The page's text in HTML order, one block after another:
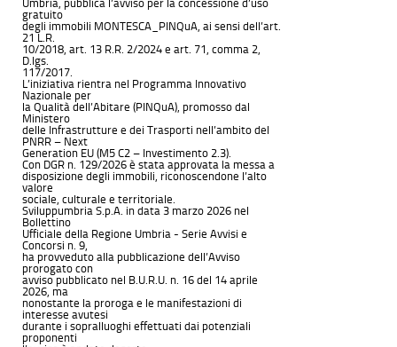
Umbria, pubblica l’avviso per la concessione d’uso
gratuito
degli immobili MONTESCA_PINQuA, ai sensi dell’art.
21 L.R.
10/2018, art. 13 R.R. 2/2024 e art. 71, comma 2,
D.lgs.
117/2017.
L’iniziativa rientra nel Programma Innovativo
Nazionale per
la Qualità dell’Abitare (PINQuA), promosso dal
Ministero
delle Infrastrutture e dei Trasporti nell’ambito del
PNRR – Next
Generation EU (M5 C2 – Investimento 2.3).
Con DGR n. 129/2026 è stata approvata la messa a
disposizione degli immobili, riconoscendone l’alto
valore
sociale, culturale e territoriale.
Sviluppumbria S.p.A. in data 3 marzo 2026 nel
Bollettino
Ufficiale della Regione Umbria - Serie Avvisi e
Concorsi n. 9,
ha provveduto alla pubblicazione dell’Avviso
prorogato con
avviso pubblicato nel B.U.R.U. n. 16 del 14 aprile
2026, ma
nonostante la proroga e le manifestazioni di
interesse avutesi
durante i sopralluoghi effettuati dai potenziali
proponenti